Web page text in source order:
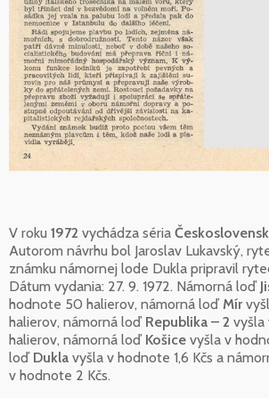
V roku 1972 vychádza séria
Autorom návrhu bol Jaroslav Lukavský,
známku námornej lode Dukla pripravil
Dátum vydania: 27. 9. 1972. Námorná loď
hodnote 50 halierov, námorná loď Mír
halierov, námorná loď Republika – 2
halierov, námorná loď Košice vyšla v
loď Dukla vyšla v hodnote 1,6 Kčs a
v hodnote 2 Kčs.